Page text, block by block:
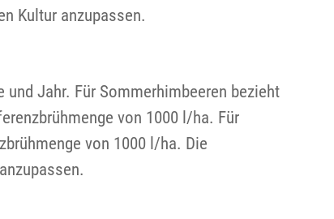
Kultur anzupassen.
Jahr. Für Sommerhimbeeren bezieht
von 1000 l/ha. Für
von 1000 l/ha. Die